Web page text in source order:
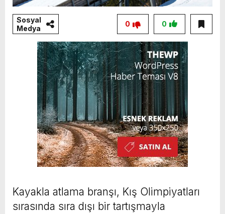
Sosyal
Medya
0
0
Kayakla atlama branşı, Kış Olimpiyatları
sırasında sıra dışı bir tartışmayla